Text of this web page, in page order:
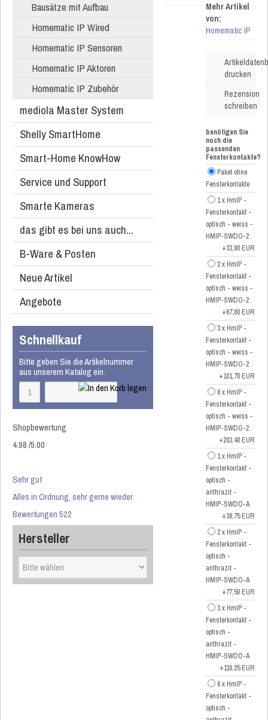
Bausätze mit Aufbau
Homematic IP Wired
Homematic IP Sensoren
Homematic IP Aktoren
Homematic IP Zubehör
mediola Master System
Shelly SmartHome
Smart-Home KnowHow
Service und Support
Smarte Kameras
das gibt es bei uns auch...
B-Ware & Posten
Neue Artikel
Angebote
Schnellkauf
Bitte geben Sie die Artikelnummer
aus unserem Katalog ein.
Shopbewertung
4.98/5.00
Sehr gut
Alles in Ordnung, sehr gerne wieder
Bewertungen 522
Hersteller
Mehr Artikel
von:
Homematic IP
drucken
Rezension
schreiben
benötigen Sie
noch die
passenden
Fensterkontakte?
Paket ohne
Fensterkontakte
1 x HmIP -
Fensterkontakt -
optisch - weiss -
HMIP-SWDO-2
+33,90 EUR
2 x HmIP -
Fensterkontakt -
optisch - weiss -
HMIP-SWDO-2
+67,80 EUR
3 x HmIP -
Fensterkontakt -
optisch - weiss -
HMIP-SWDO-2
+101,70 EUR
6 x HmIP -
Fensterkontakt -
optisch - weiss -
HMIP-SWDO-2
+203,40 EUR
1 x HmIP -
Fensterkontakt -
optisch -
anthrazit -
HMIP-SWDO-A
+38,75 EUR
2 x HmIP -
Fensterkontakt -
optisch -
anthrazit -
HMIP-SWDO-A
+77,50 EUR
3 x HmIP -
Fensterkontakt -
optisch -
anthrazit -
HMIP-SWDO-A
+116,25 EUR
6 x HmIP -
Fensterkontakt -
optisch -